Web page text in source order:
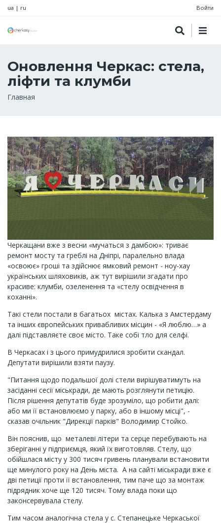
ua | ru Войти
Оновлення Черкас: стела,
ліфти та клумби
Строка
Главная
Черкащани вже з весни «мучаться з дамбою»: триває
ремонт мосту та греблі на Дніпрі, паралельно влада
«освоює» гроші та здійснює ямковий ремонт - ноу-хау
українських шляховиків, аж тут вирішили згадати про
красиве: клумби, озеленення та «стелу освідчення в
коханні».
Такі стели постали в багатьох містах. Калька з Амстердаму
та інших європейських привабливих місцин - «Я люблю…» а
далі підставляєте своє місто. Таке собі тло для селфі.
В Черкасах і з цього примудрилися зробити скандал.
Депутати вирішили взяти паузу.
"Питання щодо подальшої долі стели вирішуватимуть на
засіданні сесії міськради, де мають розглянути петицію.
Після рішення депутатів буде зрозуміло, що робити далі:
або ми її встановлюємо у парку, або в іншому місці", -
сказав очільник "Дирекції парків" Володимир Стойко.
Він пояснив, що металеві літери та серце перебувають на
зберіганні у підприємця, який їх виготовляв. Стелу, що
обійшлася місту у 300 тисяч гривень планували встановити
ще минулого року на День міста. А на сайті міськради вже є
дві петиції проти її встановлення, тим паче що за монтаж
підрядник хоче ще 120 тисяч. Тому влада поки що
законсервувала стелу.
Тим часом аналогічна стела у с. Степанецьке Черкаської